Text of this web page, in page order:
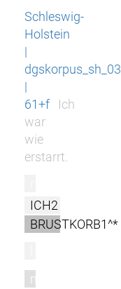
Schleswig-
Holstein
|
dgskorpus_sh_03
|
61+f
Ich
war
wie
erstarrt.
ICH2
BRUSTKORB1^*
m